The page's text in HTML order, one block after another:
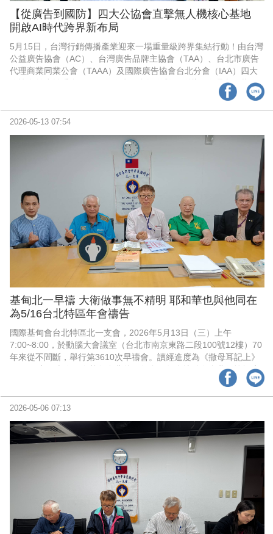
【從廣告到國防】四大公協會直擊無人機核心基地
開啟AI時代跨界新布局
5月15日，台灣行銷傳播產業迎來一場重量級跨界集結行動！由台灣
公益廣告協會（AC）、台灣廣告品牌主協會（TAA）、台北市廣告
代理商業同業公會（TAAA）及國際廣告協會台北分會（IAA）四大
公協會首度攜手合作，在吳進生、盧炳勳與紀緻謙三位理事長共同
領軍下，於嘉義舉辦《跨界融合：人文與科技》產業交流活動，展
基甸北一早禱 大衛做事無不精明 耶和華也與他同在
為5/16台北特區年會禱告
國際基甸會台北特區北一支會，2026年5月13日（三）上午
7:00~8:00，於動腦大會議室（台北市南京東路二段100號12樓）70
年來從不間斷，舉行第3610次早禱會。讀經進度為《撒母耳記上》
17、18章。本次國際基甸台北特區年會，年會地點在台北君悅酒店2
樓舉辦70週年年會。本次會也為新會員持續加入代禱；為離島各支
庭與職場代禱。
2026-05-13 07:54
2026-05-06 07:13